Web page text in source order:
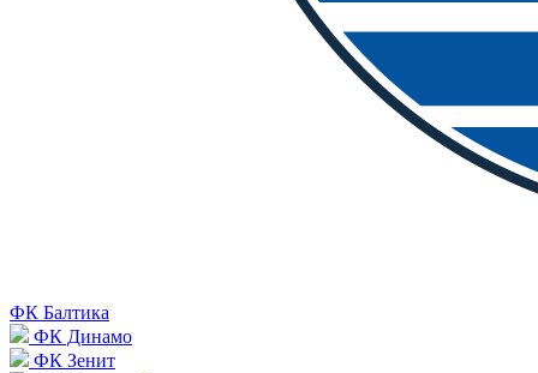
ФК Балтика
ФК Динамо
ФК Зенит